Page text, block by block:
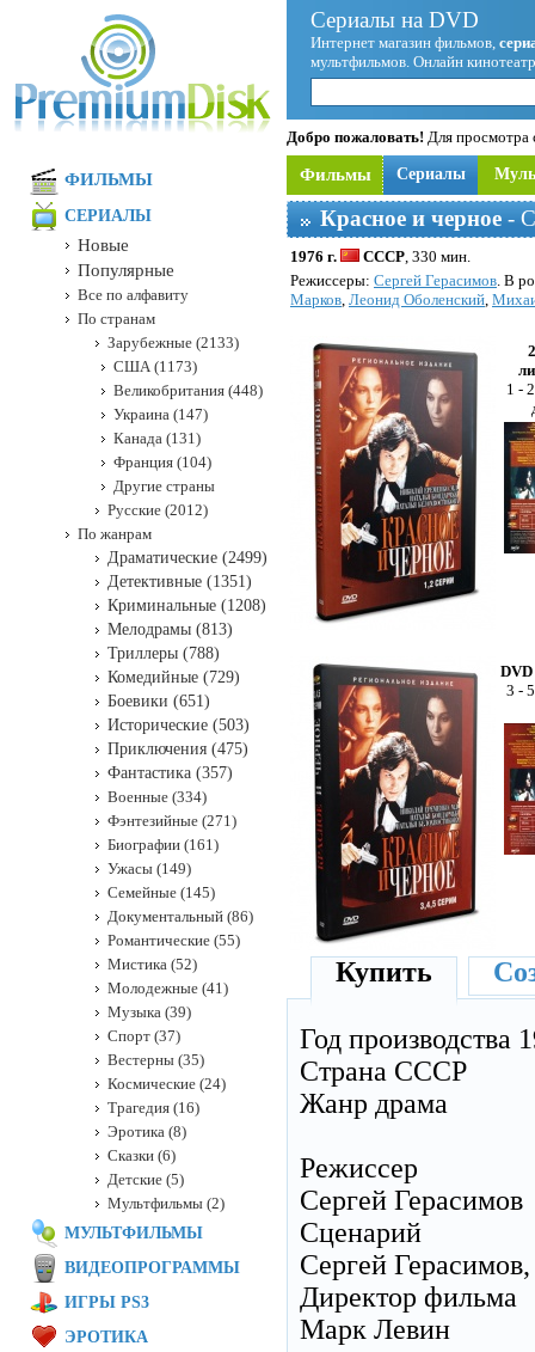
Сериалы на DVD
Интернет магазин фильмов,
мультфильмов. Онлайн
Добро пожаловать! Для просмотра
Фильмы Сериалы
Красное и черное -
1976 г. СССР, 330 мин.
Режисcеры: Сергей Герасимов. В
Марков, Леонид Оболенский,
1 -
DVD
3 -
Купить
Год производства
Страна СССР
Жанр драма
Режиссер
Сергей Герасимов
Сценарий
Сергей
Директор фильма
Марк Левин
ФИЛЬМЫ
СЕРИАЛЫ
Новые
Популярные
Все по алфавиту
По странам
Зарубежные (2133)
США (1173)
Великобритания (448)
Украина (147)
Канада (131)
Франция (104)
Другие страны
Русские (2012)
По жанрам
Драматические (2499)
Детективные (1351)
Криминальные (1208)
Мелодрамы (813)
Триллеры (788)
Комедийные (729)
Боевики (651)
Исторические (503)
Приключения (475)
Фантастика (357)
Военные (334)
Фэнтезийные (271)
Биографии (161)
Ужасы (149)
Семейные (145)
Документальный (86)
Романтические (55)
Мистика (52)
Молодежные (41)
Музыка (39)
Спорт (37)
Вестерны (35)
Космические (24)
Трагедия (16)
Эротика (8)
Сказки (6)
Детские (5)
Мультфильмы (2)
МУЛЬТФИЛЬМЫ
ВИДЕОПРОГРАММЫ
ИГРЫ PS3
ЭРОТИКА